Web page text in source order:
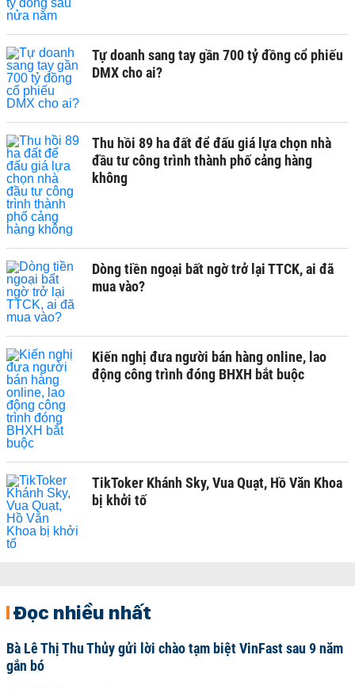
Tự doanh sang tay gần 700 tỷ đồng cổ phiếu
DMX cho ai?
Thu hồi 89 ha đất để đấu giá lựa chọn nhà
đầu tư công trình thành phố cảng hàng
không
Dòng tiền ngoại bất ngờ trở lại TTCK, ai đã
mua vào?
Kiến nghị đưa người bán hàng online, lao
động công trình đóng BHXH bắt buộc
TikToker Khánh Sky, Vua Quạt, Hồ Văn Khoa
bị khởi tố
Đọc nhiều nhất
Bà Lê Thị Thu Thủy gửi lời chào tạm biệt VinFast sau 9 năm
gắn bó